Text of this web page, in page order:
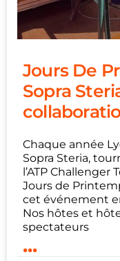
Jours De
Sopra
Chaque année
Sopra Steria,
l’ATP Challenger
Jours de
cet événement
Nos hôtes et
spectateurs
...